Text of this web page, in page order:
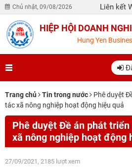
Chủ nhật, 09/08/2026 Liên kết
HIỆP HỘI DOANH
Hung Yen
Trang chủ Tin trong nước
Phê duyệt
tác xã nông nghiệp hoạt động hiệu quả
Phê duyệt Đề án phát
xã nông nghiệp hoạt động
27/09/2021, 2185 lượt xem